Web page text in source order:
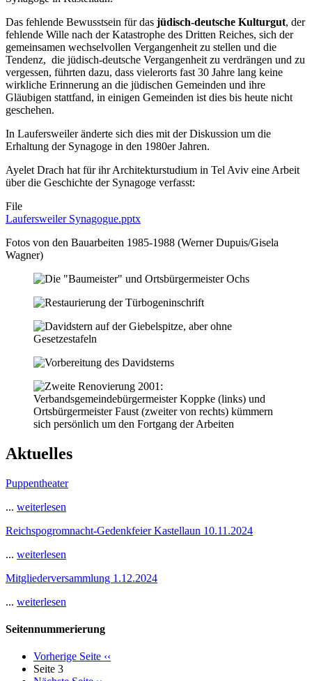
Das fehlende Bewusstsein für das jüdisch-deutsche Kulturgut, der
fehlende Wille nach der Katastrophe des Dritten Reiches, sich der
gemeinsamen wechselvollen Vergangenheit zu stellen und die
Tendenz, die jüdisch-deutsche Vergangenheit zu verdrängen und zu
vergessen, führten dazu, dass vielerorts fast 30 Jahre lang keine
wirkliche Erinnerung an die jüdischen Gemeinden und ihre
Gläubigen stattfand, in einigen Gemeinden ist dies bis heute nicht
geschehen.
In Laufersweiler änderte sich dies mit der Diskussion um die
Erhaltung der Synagoge in den 1980er Jahren.
Ayelet Drach hat für ihr Architekturstudium in Tel Aviv eine Arbeit
über die Geschichte der Synagoge verfasst:
File
Laufersweiler Synagogue.pptx
Fotos von den Bauarbeiten 1985-1988 (Werner Dupuis/Gisela
Wagner)
Aktuelles
Puppentheater
... weiterlesen
Reichspogromnacht-Gedenkfeier Kastellaun 10.11.2024
... weiterlesen
Mitgliederversammlung 1.12.2024
... weiterlesen
Seitennummerierung
Vorherige Seite ‹‹
Seite 3